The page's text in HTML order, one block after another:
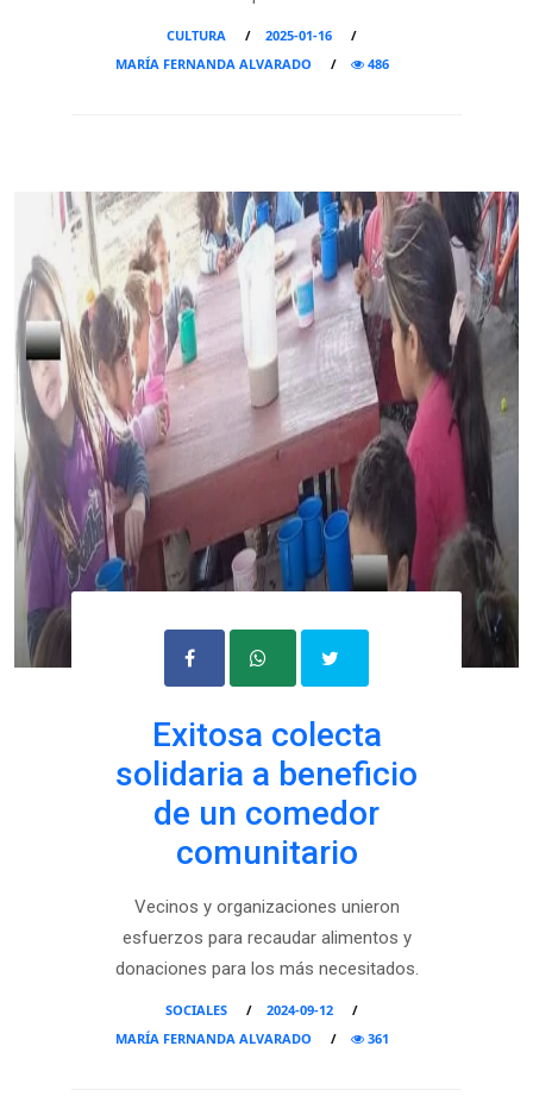
CULTURA
2025-01-16
MARÍA FERNANDA ALVARADO
486
Exitosa colecta
solidaria a beneficio
de un comedor
comunitario
Vecinos y organizaciones unieron
esfuerzos para recaudar alimentos y
donaciones para los más necesitados.
SOCIALES
2024-09-12
MARÍA FERNANDA ALVARADO
361